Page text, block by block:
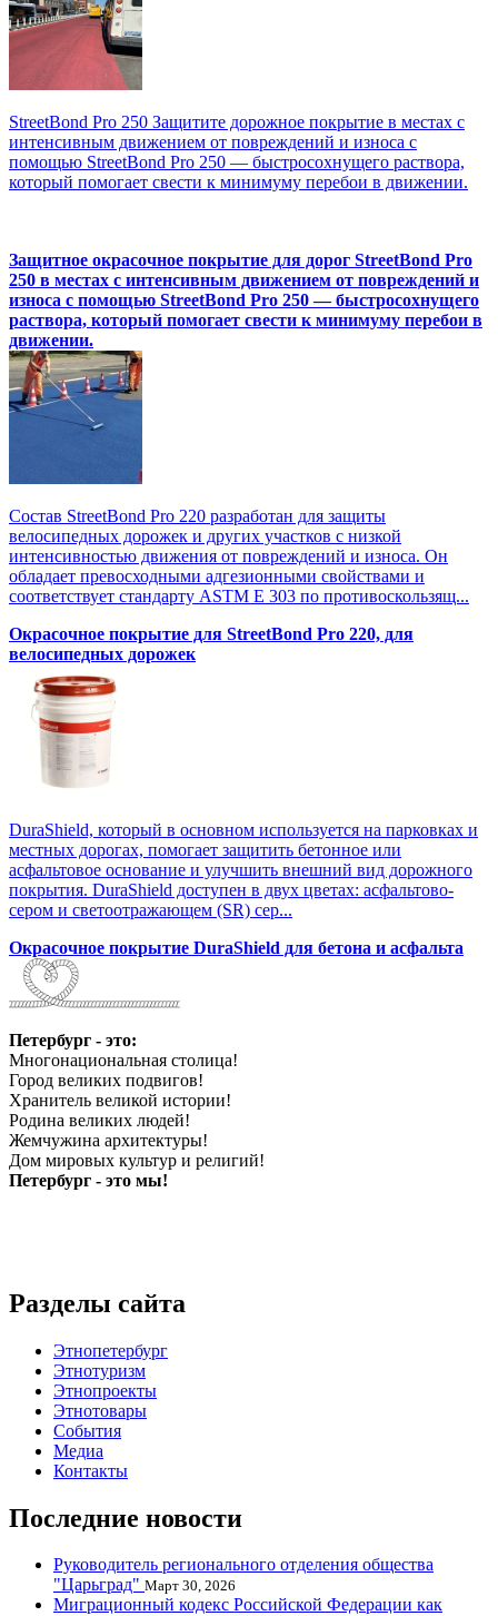
StreetBond Pro 250 Защитите дорожное покрытие в местах с
интенсивным движением от повреждений и износа с
помощью StreetBond Pro 250 — быстросохнущего раствора,
который помогает свести к минимуму перебои в движении.
Защитное окрасочное покрытие для дорог StreetBond Pro
250 в местах с интенсивным движением от повреждений и
износа с помощью StreetBond Pro 250 — быстросохнущего
раствора, который помогает свести к минимуму перебои в
движении.
Состав StreetBond Pro 220 разработан для защиты
велосипедных дорожек и других участков с низкой
интенсивностью движения от повреждений и износа. Он
обладает превосходными адгезионными свойствами и
соответствует стандарту ASTM E 303 по противоскользящ...
Окрасочное покрытие для StreetBond Pro 220, для
велосипедных дорожек
DuraShield, который в основном используется на парковках и
местных дорогах, помогает защитить бетонное или
асфальтовое основание и улучшить внешний вид дорожного
покрытия. DuraShield доступен в двух цветах: асфальтово-
сером и светоотражающем (SR) сер...
Окрасочное покрытие DuraShield для бетона и асфальта
Петербург - это:
Многонациональная столица!
Город великих подвигов!
Хранитель великой истории!
Родина великих людей!
Жемчужина архитектуры!
Дом мировых культур и религий!
Петербург - это мы!
Разделы сайта
Этнопетербург
Этнотуризм
Этнопроекты
Этнотовары
События
Медиа
Контакты
Последние новости
Руководитель регионального отделения общества
"Царьград" Март 30, 2026
Миграционный кодекс Российской Федерации как